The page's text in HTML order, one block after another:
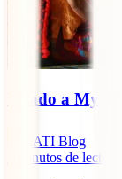
Visado a
IATI Blog
minutos de lectura